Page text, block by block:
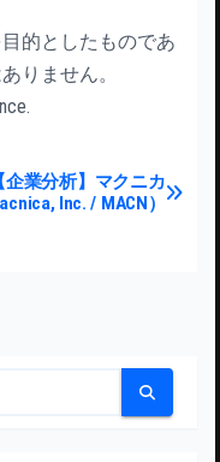
的としたものであ
りません。
ン
【企業分析】マクニカ
Inc. / MACN）